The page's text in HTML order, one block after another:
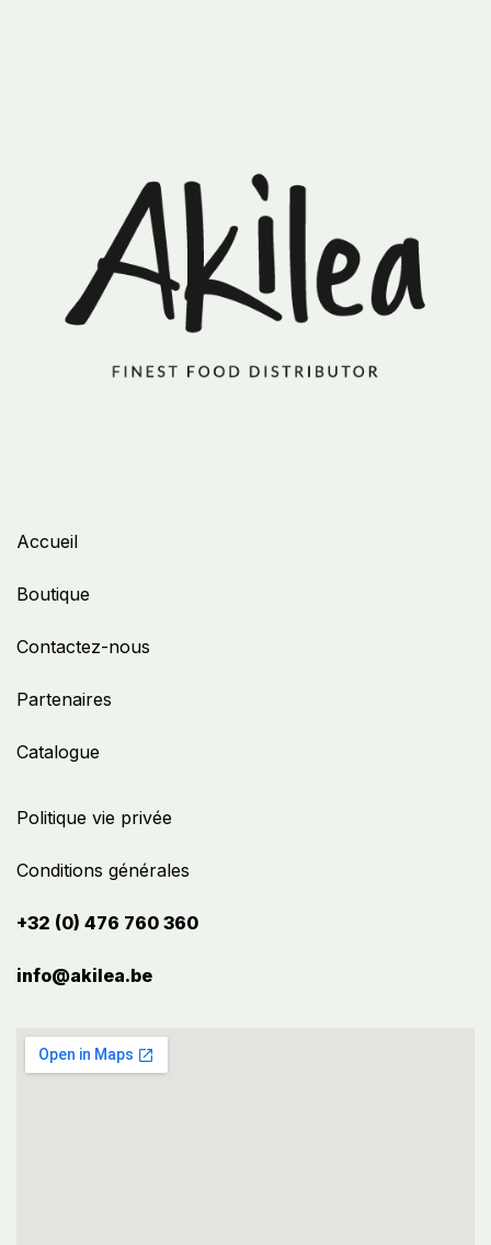
Politique vie privée
Conditions générales
+32 (0) 476 760 360
info@akilea.be​
Accueil
Boutique
Contactez-nous
Partenaires
Catalogue